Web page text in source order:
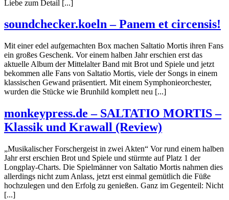
Liebe zum Detail [...]
soundchecker.koeln – Panem et circensis!
Mit einer edel aufgemachten Box machen Saltatio Mortis ihren Fans
ein großes Geschenk. Vor einem halben Jahr erschien erst das
aktuelle Album der Mittelalter Band mit Brot und Spiele und jetzt
bekommen alle Fans von Saltatio Mortis, viele der Songs in einem
klassischen Gewand präsentiert. Mit einem Symphonieorchester,
wurden die Stücke wie Brunhild komplett neu [...]
monkeypress.de – SALTATIO MORTIS –
Klassik und Krawall (Review)
„Musikalischer Forschergeist in zwei Akten“ Vor rund einem halben
Jahr erst erschien Brot und Spiele und stürmte auf Platz 1 der
Longplay-Charts. Die Spielmänner von Saltatio Mortis nahmen dies
allerdings nicht zum Anlass, jetzt erst einmal gemütlich die Füße
hochzulegen und den Erfolg zu genießen. Ganz im Gegenteil: Nicht
[...]